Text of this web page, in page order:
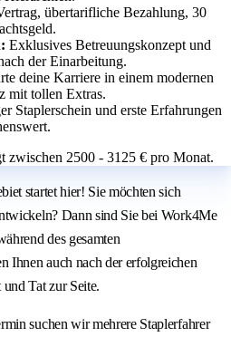
übertarifliche Bezahlung, 30
Exklusives Betreuungskonzept und
der Einarbeitung.
deine Karriere in einem modernen
mit tollen Extras.
Staplerschein und erste Erfahrungen
zwischen 2500 - 3125 € pro Monat.
startet hier! Sie möchten sich
Dann sind Sie bei Work4Me
des gesamten
Ihnen auch nach der erfolgreichen
Tat zur Seite.
suchen wir mehrere Staplerfahrer